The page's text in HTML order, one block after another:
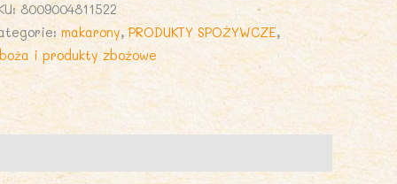
8009004811522
makarony,PRODUKTY SPOŻYWCZE,
i produkty zbożowe